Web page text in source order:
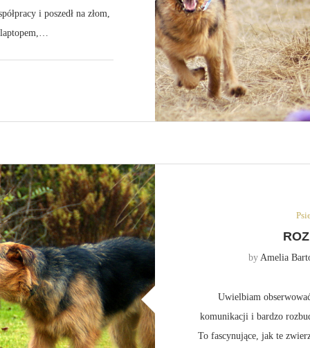
i poszedł na złom,
by Amelia
Uwielbiam
komunikacji i bardzo
To fascynujące, jak te